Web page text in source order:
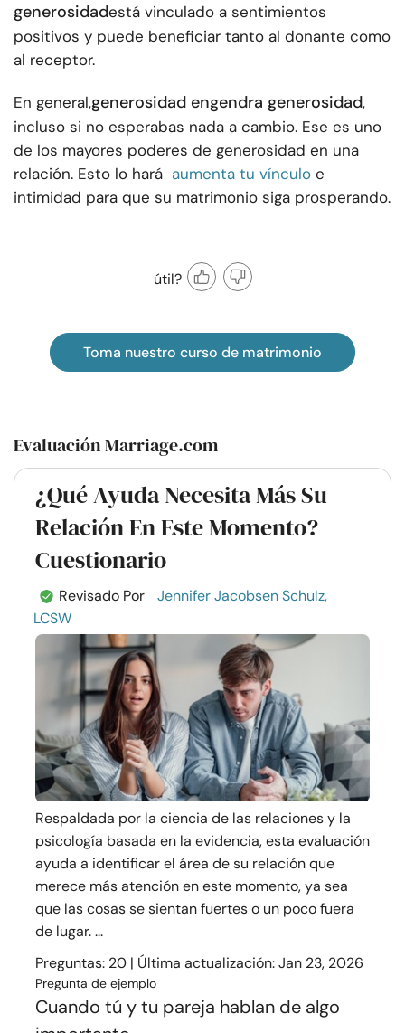
generosidadestá vinculado a sentimientos
positivos y puede beneficiar tanto al donante como
al receptor.
En general,generosidad engendra generosidad,
incluso si no esperabas nada a cambio. Ese es uno
de los mayores poderes de generosidad en una
relación. Esto lo hará aumenta tu vínculo e
intimidad para que su matrimonio siga prosperando.
útil?
Toma nuestro curso de matrimonio
Evaluación Marriage.com
¿Qué Ayuda Necesita Más Su
Relación En Este Momento?
Cuestionario
Revisado Por
Jennifer Jacobsen Schulz,
LCSW
Respaldada por la ciencia de las relaciones y la
psicología basada en la evidencia, esta evaluación
ayuda a identificar el área de su relación que
merece más atención en este momento, ya sea
que las cosas se sientan fuertes o un poco fuera
de lugar. ...
Preguntas: 20 | Última actualización: Jan 23, 2026
Pregunta de ejemplo
Cuando tú y tu pareja hablan de algo